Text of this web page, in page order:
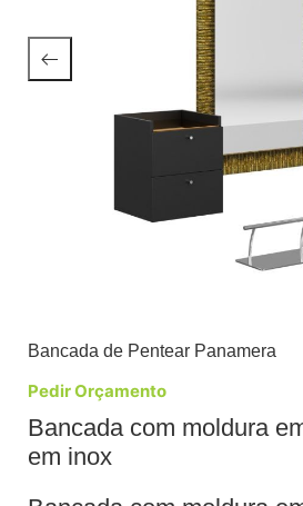
Bancada de Pentear Panamera
Pedir Orçamento
Bancada com moldura
em inox